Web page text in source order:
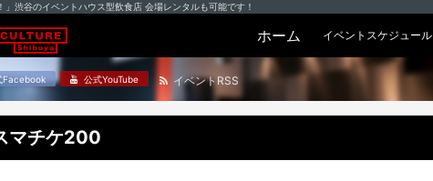
」渋谷のイベントハウス型飲食店 会場レンタルも可能です！
ホーム イベントスケジュール
Facebook 公式YouTube イベントRSS
マチケ200